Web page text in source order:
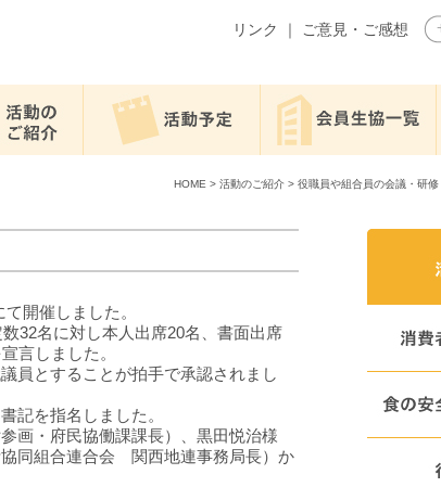
リンク ｜ ご意見・ご感想
HOME > 活動のご紹介 > 役職員や組合員の会議・研修
開催しました。
32名に対し本人出席20名、書面出席
言しました。
とすることが拍手で承認されまし
記を指名しました。
画・府民協働課課長）、黒田悦治様
同組合連合会 関西地連事務局長）か